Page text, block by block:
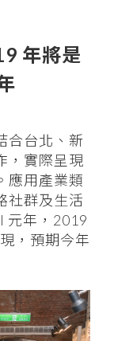
年將是
合台北、新
，實際呈現
應用產業類
社群及生活
元年，2019
，預期今年